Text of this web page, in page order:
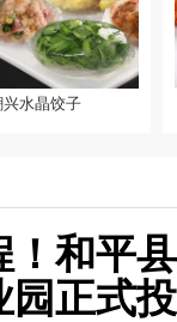
子
兴水晶饺子
！和平
园正式